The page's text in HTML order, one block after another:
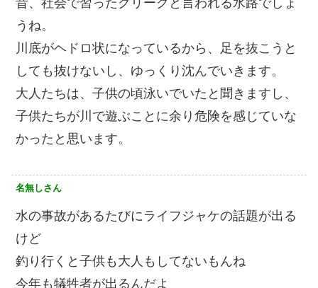
うね。
川底がヘドロ状になっているから、足を抜こうと
しても抜けないし、ゆっくり沈んでいきます。
大人たちは、子供の頃泳いでいたと聞きますし、
子供たちが川で遊ぶことに余り危険を感じていな
かったと思います。
名無しさん
水の事故があるたびにライフジャケの話題が出る
けど
釣り行くと子供も大人もしてないもんね
今年も犠牲者が出るんだよ